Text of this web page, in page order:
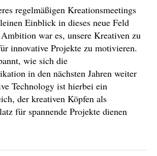
regelmäßigen Kreationsmeetings
Einblick in dieses neue Feld
war es, unsere Kreativen zu
innovative Projekte zu motivieren.
wie sich die
in den nächsten Jahren weiter
Technology ist hierbei ein
der kreativen Köpfen als
für spannende Projekte dienen